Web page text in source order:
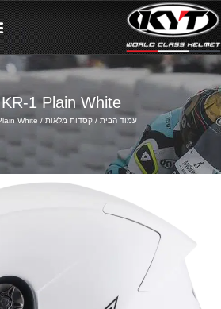
1 Plain White
עמוד הבית /קסדות מלאות /
White